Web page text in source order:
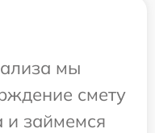
мы
смету
и займемся